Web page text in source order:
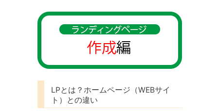
LPとは？ホームページ（WEBサイ
ト）との違い